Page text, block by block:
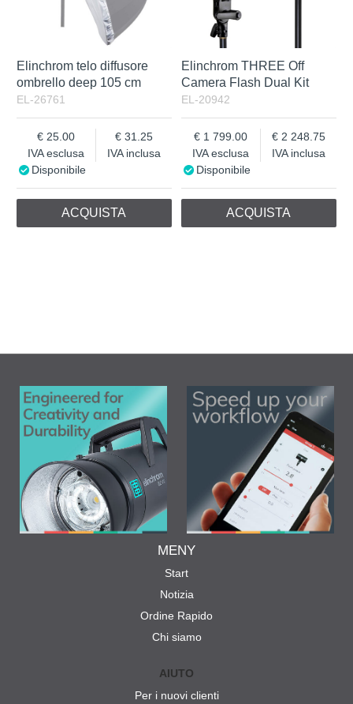
Elinchrom telo diffusore
ombrello deep 105 cm
EL-26761
IVA esclusa
25.00
IVA inclusa
31.25
Disponibile
ACQUISTA
Elinchrom THREE Off
Camera Flash Dual Kit
EL-20942
IVA esclusa
1 799.00
IVA inclusa
2 248.75
Disponibile
ACQUISTA
MENY
Start
Notizia
Ordine Rapido
Chi siamo
AIUTO
Per i nuovi clienti